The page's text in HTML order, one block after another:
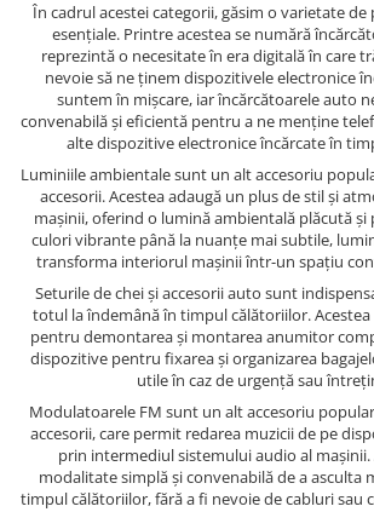
În cadrul acestei categorii, găsim o varietate de
esențiale. Printre acestea se numără
reprezintă o necesitate în era digitală în care
nevoie să ne ținem dispozitivele electronice
suntem în mișcare, iar încărcătoarele auto
convenabilă și eficientă pentru a ne menține
alte dispozitive electronice încărcate în
Luminiile ambientale sunt un alt accesoriu
accesorii. Acestea adaugă un plus de stil și
mașinii, oferind o lumină ambientală plăcută și
culori vibrante până la nuanțe mai subtile,
transforma interiorul mașinii într-un spațiu
Seturile de chei și accesorii auto sunt
totul la îndemână în timpul călătoriilor. Acestea
pentru demontarea și montarea anumitor
dispozitive pentru fixarea și organizarea
utile în caz de urgență sau
Modulatoarele FM sunt un alt accesoriu
accesorii, care permit redarea muzicii de pe
prin intermediul sistemului audio al mașinii.
modalitate simplă și convenabilă de a asculta
timpul călătoriilor, fără a fi nevoie de cabluri sau